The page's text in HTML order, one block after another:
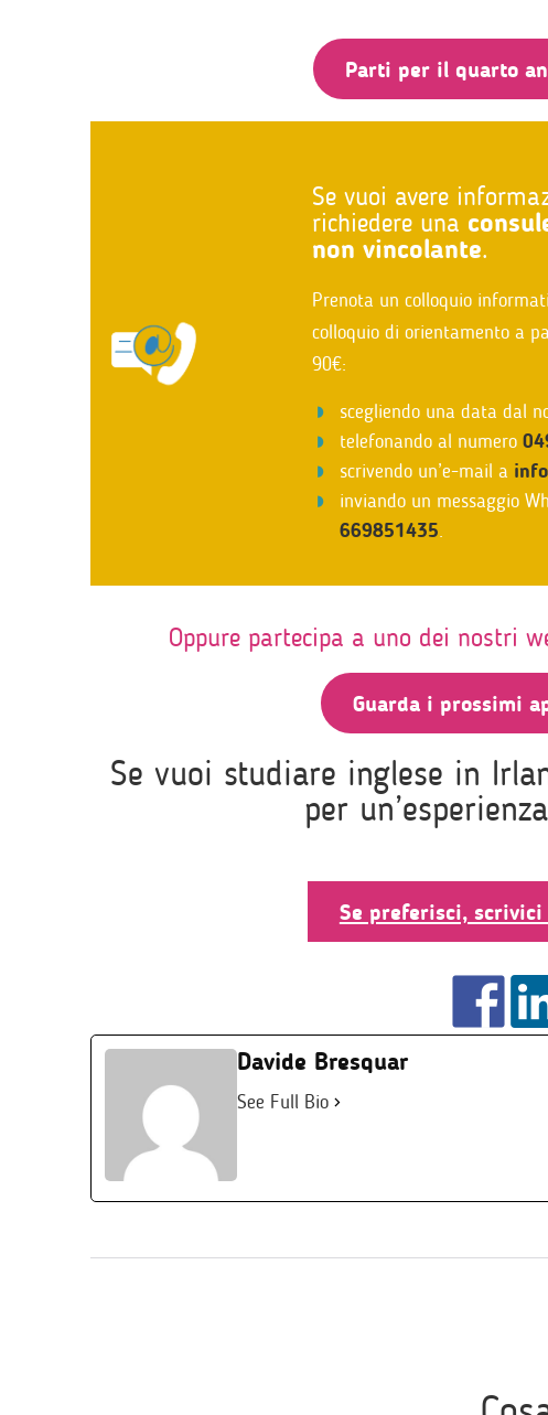
Parti per il quarto
Se vuoi avere
richiedere una
non vincolante.
Prenota un colloquio
colloquio di orientamento a
90€:
scegliendo una data dal
telefonando al numero
scrivendo un’e-mail a
inviando un messaggio
669851435.
Oppure partecipa a uno dei nostri
Guarda i prossimi
Se vuoi studiare inglese in
per
Se preferisci, scrivici
Davide Bresquar
See Full Bio